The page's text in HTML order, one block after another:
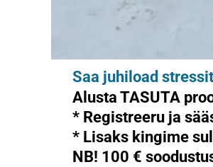
Saa juhiload
Alusta TASUTA
* Registreeru ja
* Lisaks kingime
NB! 100 €